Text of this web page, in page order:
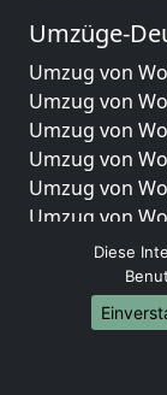
Umzüge-
Umzug von
Umzug von
Umzug von
Umzug von
Umzug von
Umzug von
Umzug von
Umzug von
Umzug von
Umzug von
Umzug von
Diese